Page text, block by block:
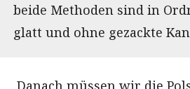
beide Methoden sind in
glatt und ohne gezackte
Danach müssen wir die